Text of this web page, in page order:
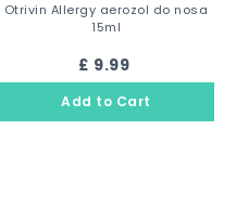
Otrivin Allergy aerozol do nosa
15ml
£ 9.99